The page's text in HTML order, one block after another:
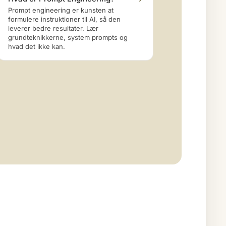
Prompt engineering er kunsten at
formulere instruktioner til AI, så den
leverer bedre resultater. Lær
grundteknikkerne, system prompts og
hvad det ikke kan.